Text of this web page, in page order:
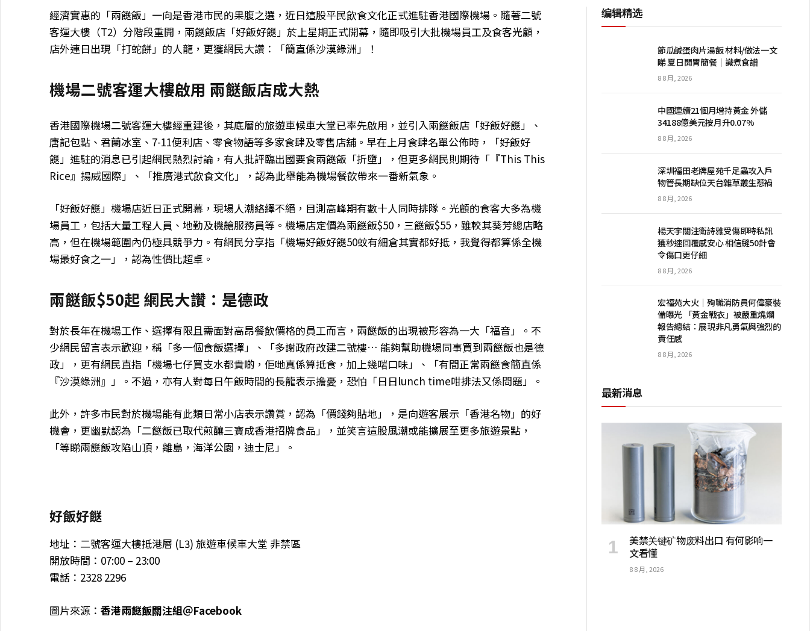
經濟實惠的「兩餸飯」一向是香港市民的果腹之選，近日這股平民飲食文化正式進駐香港國際機場。隨著二號
客運大樓（T2）分階段重開，兩餸飯店「好飯好餸」於上星期正式開幕，隨即吸引大批機場員工及食客光顧，
店外連日出現「打蛇餅」的人龍，更獲網民大讚：「簡直係沙漠綠洲」！
機場二號客運大樓啟用 兩餸飯店成大熱
香港國際機場二號客運大樓經重建後，其底層的旅遊車候車大堂已率先啟用，並引入兩餸飯店「好飯好餸」、
唐記包點、君蘭冰室、7-11便利店、零食物語等多家食肆及零售店舖。早在上月食肆名單公佈時，「好飯好
餸」進駐的消息已引起網民熱烈討論，有人批評臨出國要食兩餸飯「折墮」，但更多網民則期待「『This This
Rice』揚威國際」、「推廣港式飲食文化」，認為此舉能為機場餐飲帶來一番新氣象。
「好飯好餸」機場店近日正式開幕，現場人潮絡繹不絕，目測高峰期有數十人同時排隊。光顧的食客大多為機
場員工，包括大量工程人員、地勤及機艙服務員等。機場店定價為兩餸飯$50，三餸飯$55，雖較其葵芳總店略
高，但在機場範圍內仍極具競爭力。有網民分享指「機場好飯好餸50蚊有細倉其實都好抵，我覺得都算係全機
場最好食之一」，認為性價比超卓。
兩餸飯$50起 網民大讚：是德政
對於長年在機場工作、選擇有限且需面對高昂餐飲價格的員工而言，兩餸飯的出現被形容為一大「福音」。不
少網民留言表示歡迎，稱「多一個食飯選擇」、「多謝政府改建二號樓… 能夠幫助機場同事買到兩餸飯也是德
政」，更有網民直指「機場七仔買支水都貴啲，佢哋真係算抵食，加上幾啱口味」、「有間正常兩餸食簡直係
『沙漠綠洲』」。不過，亦有人對每日午飯時間的長龍表示擔憂，恐怕「日日lunch time咁排法又係問題」。
此外，許多市民對於機場能有此類日常小店表示讚賞，認為「價錢夠貼地」，是向遊客展示「香港名物」的好
機會，更幽默認為「二餸飯已取代煎釀三寶成香港招牌食品」，並笑言這股風潮或能擴展至更多旅遊景點，
「等睇兩餸飯攻陷山頂，離島，海洋公園，迪士尼」。
好飯好餸
地址：二號客運大樓抵港層 (L3) 旅遊車候車大堂 非禁區
開放時間：07:00 – 23:00
電話：2328 2296
圖片來源：香港兩餸飯關注組＠Facebook
编辑精选
節瓜鹹蛋肉片湯飯 材料/做法一文
睇 夏日開胃簡餐｜識煮食譜
8 8 月, 2026
中國連續21個月增持黃金 外儲
34188億美元按月升0.07%
8 8 月, 2026
深圳福田老牌屋苑千足蟲攻入戶
物管長期缺位天台雜草叢生惹禍
8 8 月, 2026
楊天宇關注衛詩雅受傷即時私訊
獲秒速回覆感安心 相信縫50針會
令傷口更仔細
8 8 月, 2026
宏福苑大火｜殉職消防員何偉豪裝
備曝光 「黃金戰衣」被嚴重燒爛
報告總結：展現非凡勇氣與強烈的
責任感
8 8 月, 2026
最新消息
美禁关键矿物废料出口 有何影响一
文看懂
8 8 月, 2026